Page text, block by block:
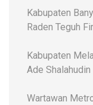
Kabupaten
Raden Teguh
Kabupaten
Ade Shalahudin
Wartawan